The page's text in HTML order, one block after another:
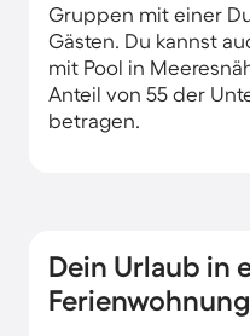
Gruppen mit einer
Gästen. Du kannst
mit Pool in
Anteil von 55 der
betragen.
Dein Urlaub in